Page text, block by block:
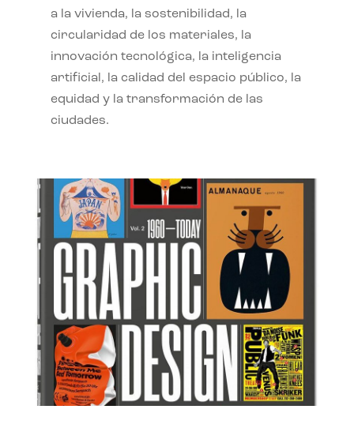
a la vivienda, la sostenibilidad, la
circularidad de los materiales, la
innovación tecnológica, la inteligencia
artificial, la calidad del espacio público, la
equidad y la transformación de las
ciudades.